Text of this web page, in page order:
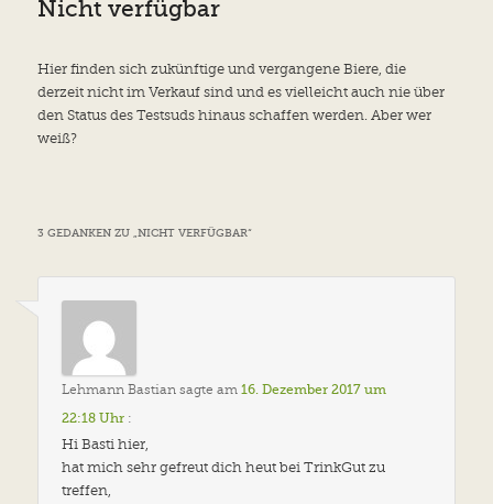
Nicht verfügbar
Hier finden sich zukünftige und vergangene Biere, die
derzeit nicht im Verkauf sind und es vielleicht auch nie über
den Status des Testsuds hinaus schaffen werden. Aber wer
weiß?
3 GEDANKEN ZU „NICHT VERFÜGBAR“
Lehmann Bastian sagte am16. Dezember 2017 um
22:18 Uhr :
Hi Basti hier,
hat mich sehr gefreut dich heut bei TrinkGut zu
treffen,